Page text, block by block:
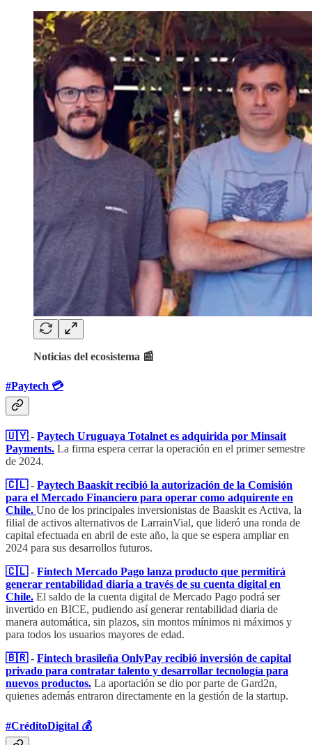
Noticias del ecosistema 📰
#Paytech 💳​
🇺🇾- Paytech Uruguaya Totalnet es adquirida por Minsait
Payments. La firma espera cerrar la operación en el primer semestre
de 2024.
🇨🇱- Paytech Baaskit recibió la autorización de la Comisión
para el Mercado Financiero para operar como adquirente en
Chile. Uno de los principales inversionistas de Baaskit es Activa, la
filial de activos alternativos de LarrainVial, que lideró una ronda de
capital efectuada en abril de este año, la que se espera ampliar en
2024 para sus desarrollos futuros.
🇨🇱- Fintech Mercado Pago lanza producto que permitirá
generar rentabilidad diaria a través de su cuenta digital en
Chile. El saldo de la cuenta digital de Mercado Pago podrá ser
invertido en BICE, pudiendo así generar rentabilidad diaria de
manera automática, sin plazos, sin montos mínimos ni máximos y
para todos los usuarios mayores de edad.
🇧🇷 - Fintech brasileña OnlyPay recibió inversión de capital
privado para contratar talento y desarrollar tecnología para
nuevos productos. La aportación se dio por parte de Gard2n,
quienes además entraron directamente en la gestión de la startup.
#CréditoDigital 💰